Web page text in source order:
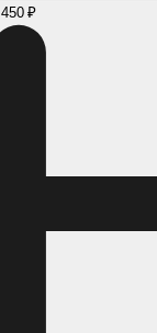
450 ₽